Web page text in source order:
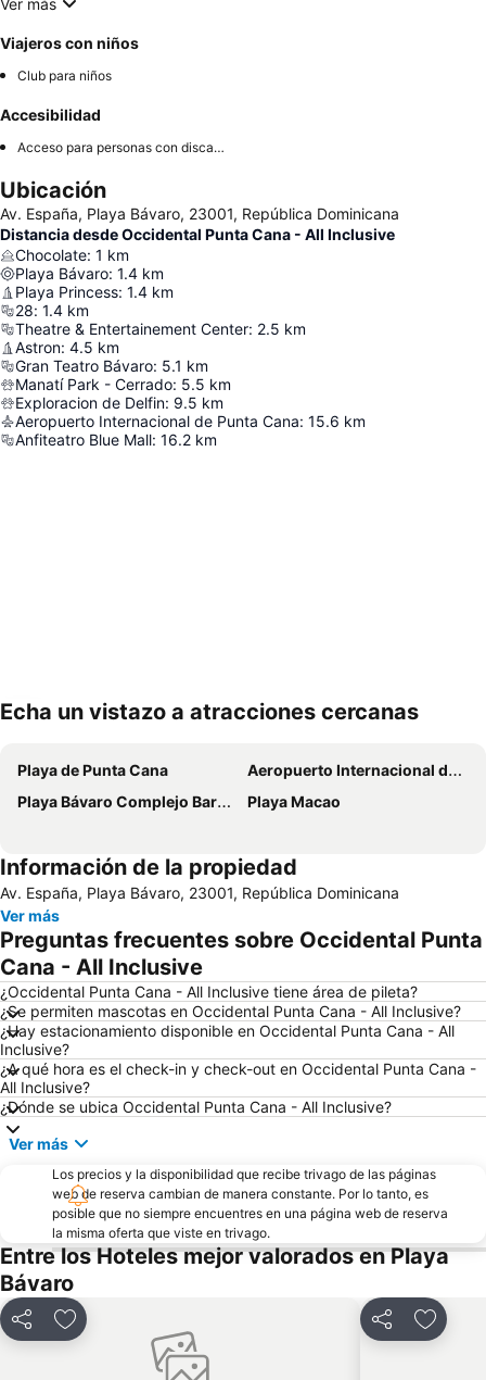
Ver más
Viajeros con niños
Club para niños
Accesibilidad
Acceso para personas con discapacidad
Ubicación
Av. España, Playa Bávaro, 23001, República Dominicana
Distancia desde Occidental Punta Cana - All Inclusive
Chocolate: 1 km
Playa Bávaro: 1.4 km
Playa Princess: 1.4 km
28: 1.4 km
Theatre & Entertainement Center: 2.5 km
Astron: 4.5 km
Gran Teatro Bávaro: 5.1 km
Manatí Park - Cerrado: 5.5 km
Exploracion de Delfin: 9.5 km
Aeropuerto Internacional de Punta Cana: 15.6 km
Anfiteatro Blue Mall: 16.2 km
Echa un vistazo a atracciones cercanas
Playa de Punta Cana
Aeropuerto Internacional de Punta Cana
Playa Bávaro Complejo Barceló Bávaro
Playa Macao
Información de la propiedad
Av. España, Playa Bávaro, 23001, República Dominicana
Ver más
Preguntas frecuentes sobre Occidental Punta
Cana - All Inclusive
¿Occidental Punta Cana - All Inclusive tiene área de pileta?
¿Se permiten mascotas en Occidental Punta Cana - All Inclusive?
¿Hay estacionamiento disponible en Occidental Punta Cana - All
Inclusive?
¿A qué hora es el check-in y check-out en Occidental Punta Cana -
All Inclusive?
¿Dónde se ubica Occidental Punta Cana - All Inclusive?
Ver más
Los precios y la disponibilidad que recibe trivago de las páginas
web de reserva cambian de manera constante. Por lo tanto, es
posible que no siempre encuentres en una página web de reserva
la misma oferta que viste en trivago.
Entre los Hoteles mejor valorados en Playa
Bávaro
CompartirAñadir a favoritos CompartirAñadir